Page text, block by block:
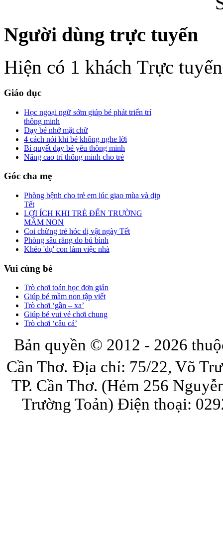
Người dùng trực tuyến
Hiện có 1 khách Trực tuyến
Giáo dục
Học ngoại ngữ sớm giúp bé phát triển trí
thông minh
Dạy bé nhớ mặt chữ
4 cách nói khi bé không nghe lời
Bí quyết dạy bé yêu thông minh
Nâng cao trí thông minh cho trẻ
Góc cha mẹ
Phòng bệnh cho trẻ em lúc giao mùa và dịp
Tết
LỢI ÍCH KHI TRẺ ĐẾN TRƯỜNG
MẦM NON
Coi chừng trẻ hóc dị vật ngày Tết
Phòng sâu răng do bú bình
Khéo 'dụ' con làm việc nhà
Vui cùng bé
Trò chơi toán học đơn giản
Giúp bé mầm non tập viết
Trò chơi ‘gần – xa’
Giúp bé vui vẻ chơi chung
Trò chơi ‘câu cá’
Bản quyền © 2012 - 2026
Cần Thơ. Địa chỉ: 75/22, Võ
TP. Cần Thơ. (Hẻm 256
Trường Toản) Điện thoại: